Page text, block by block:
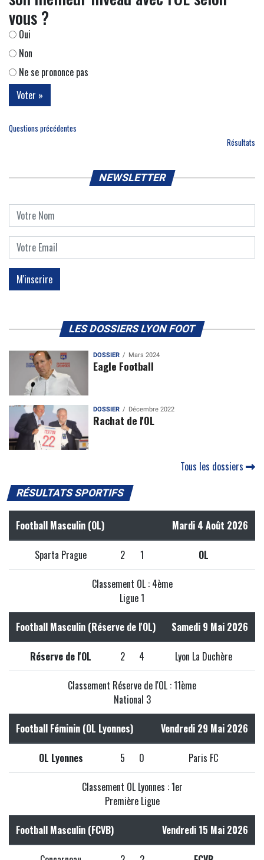
vous ?
Oui
Non
Ne se prononce pas
Questions précédentes
Résultats
NEWSLETTER
LES DOSSIERS LYON FOOT
DOSSIER Mars 2024
Eagle Football
DOSSIER Décembre 2022
Rachat de l'OL
Tous les dossiers
RÉSULTATS SPORTIFS
Football Masculin (OL) Mardi 4 Août 2026
Sparta Prague 2 1 OL
Classement OL : 4ème
Ligue 1
Football Masculin (Réserve de l'OL) Samedi 9 Mai 2026
Réserve de l'OL 2 4 Lyon La Duchère
Classement Réserve de l'OL : 11ème
National 3
Football Féminin (OL Lyonnes) Vendredi 29 Mai 2026
OL Lyonnes 5 0 Paris FC
Classement OL Lyonnes : 1er
Première Ligue
Football Masculin (FCVB) Vendredi 15 Mai 2026